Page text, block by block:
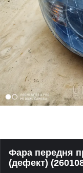
Фара передня
(дефект)